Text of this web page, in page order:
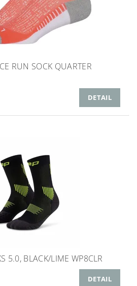
RUN SOCK QUARTER
DETAIL
5.0, BLACK/LIME WP8CLR
DETAIL